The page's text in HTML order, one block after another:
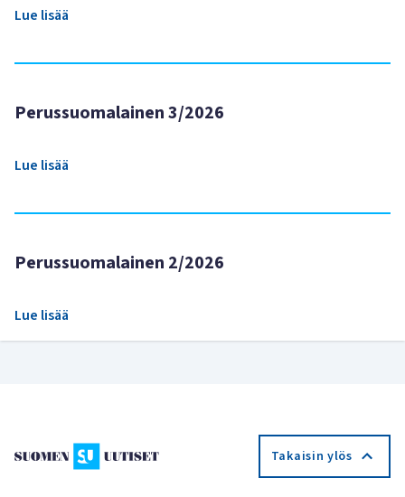
Lue lisää
Perussuomalainen 3/2026
Lue lisää
Perussuomalainen 2/2026
Lue lisää
Takaisin ylös